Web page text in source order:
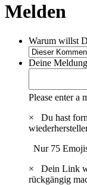
Melden
Warum willst
Deine Meldung
Please enter a
×
Du hast
Nur 75
×
Dein Link
rückgängig